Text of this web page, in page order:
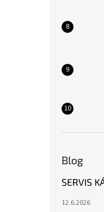
Blog
SERVIS
12.6.2026